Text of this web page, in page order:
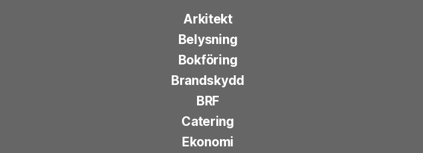
Arkitekt
Belysning
Bokföring
Brandskydd
BRF
Catering
Ekonomi